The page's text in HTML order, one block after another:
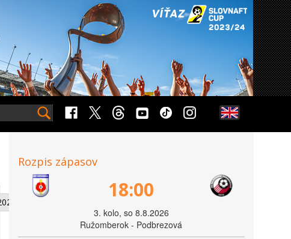
Rozpis zápasov
18:00
3. kolo, so 8.8.2026
Ružomberok - Podbrezová